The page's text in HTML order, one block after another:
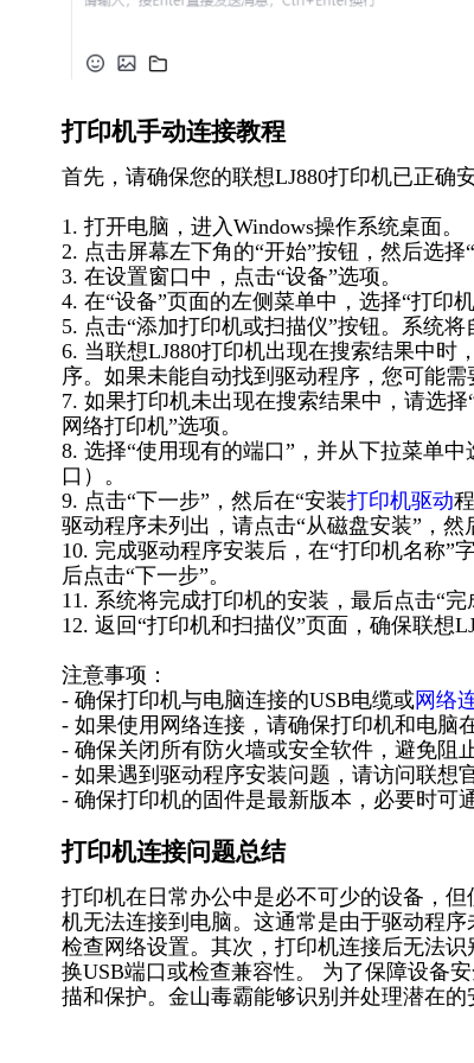
打印机手动连接教程
首先，请确保您的联想LJ880打印机已正确
1. 打开电脑，进入Windows操作系统桌面。
2. 点击屏幕左下角的“开始”按钮，然后选择“
3. 在设置窗口中，点击“设备”选项。
4. 在“设备”页面的左侧菜单中，选择“打印
5. 点击“添加打印机或扫描仪”按钮。系统将
6. 当联想LJ880打印机出现在搜索结果中时
序。如果未能自动找到驱动程序，您可能需
7. 如果打印机未出现在搜索结果中，请选
网络打印机”选项。
8. 选择“使用现有的端口”，并从下拉菜单
口）。
9. 点击“下一步”，然后在“安装打印机驱动
驱动程序未列出，请点击“从磁盘安装”，然
10. 完成驱动程序安装后，在“打印机名称”
后点击“下一步”。
11. 系统将完成打印机的安装，最后点击“完
12. 返回“打印机和扫描仪”页面，确保联想
注意事项：
- 确保打印机与电脑连接的USB电缆或网络
- 如果使用网络连接，请确保打印机和电脑
- 确保关闭所有防火墙或安全软件，避免阻
- 如果遇到驱动程序安装问题，请访问联想
- 确保打印机的固件是最新版本，必要时可
打印机连接问题总结
打印机在日常办公中是必不可少的设备，
机无法连接到电脑。这通常是由于驱动程序
检查网络设置。其次，打印机连接后无法
换USB端口或检查兼容性。 为了保障设备
描和保护。金山毒霸能够识别并处理潜在的